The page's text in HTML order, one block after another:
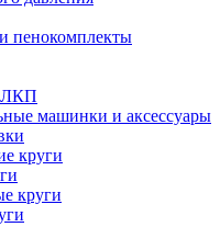
пенокомплекты
ЛКП
машинки и аксессуары
круги
круги